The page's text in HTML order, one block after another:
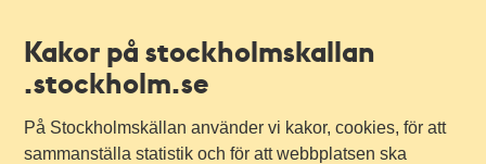
Kakor på stockholmskallan
.stockholm.se
På Stockholmskällan använder vi kakor, cookies, för att
sammanställa statistik och för att webbplatsen ska